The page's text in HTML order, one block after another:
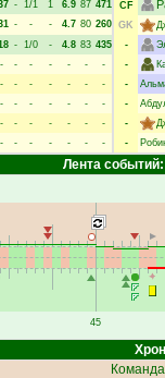
- 1/1 1 6.9 87 471
- - - 4.7 80 260
- 1/0 - 4.8 83 435
- - - - - -
-
- - - - - -
-
- - - - - -
-
- - - - - -
-
- - - - - - -
CF
GK
-
-
-
-
-
-
Лента событий:
45